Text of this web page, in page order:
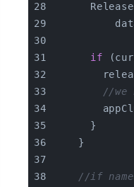
if
//we
      }
    }
//if